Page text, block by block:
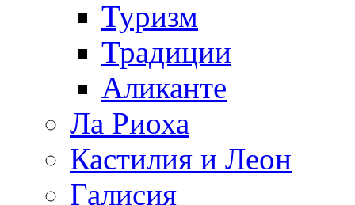
Туризм
Традиции
Аликанте
Ла Риоха
Кастилия и Леон
Галисия